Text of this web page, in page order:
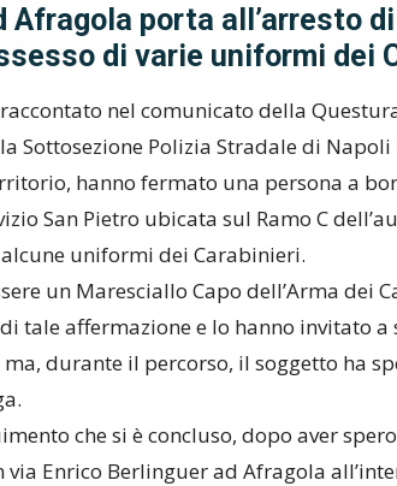
Afragola porta all’arresto
di varie uniformi dei
raccontato nel comunicato della
Sottosezione Polizia Stradale di
hanno fermato una persona a
San Pietro ubicata sul Ramo C
uniformi dei Carabinieri.
un Maresciallo Capo dell’Arma dei
tale affermazione e lo hanno invitato
durante il percorso, il soggetto ha
che si è concluso, dopo aver
via Enrico Berlinguer ad Afragola